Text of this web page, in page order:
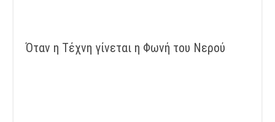
Όταν η Τέχνη γίνεται η Φωνή του Νερού